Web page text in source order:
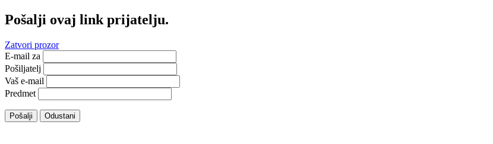
Pošalji ovaj link prijatelju.
Zatvori prozor
E-mail za
Pošiljatelj
Vaš e-mail
Predmet
Pošalji Odustani